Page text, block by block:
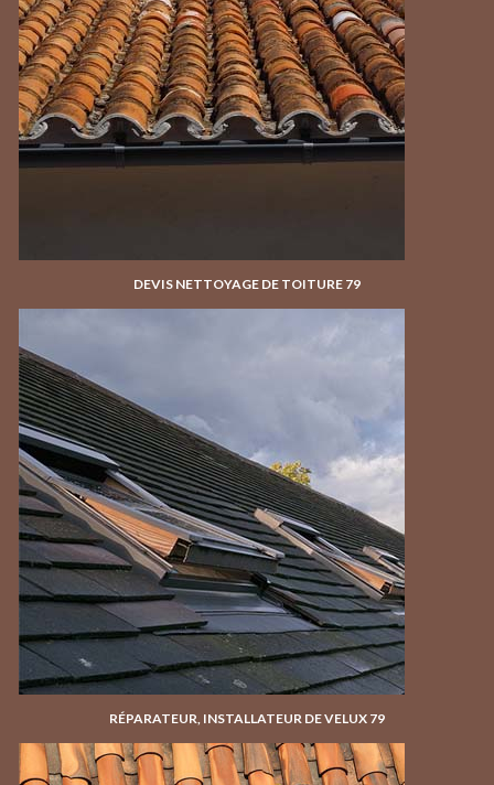
DEVIS NETTOYAGE DE TOITURE 79
RÉPARATEUR, INSTALLATEUR DE VELUX 79